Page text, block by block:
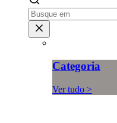
Categoria
Ver tudo >